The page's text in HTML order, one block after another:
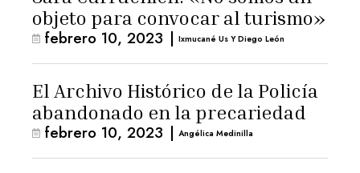
objeto para convocar al turismo»
febrero 10, 2023 | Ixmucané Us Y Diego León
El Archivo Histórico de la Policía
abandonado en la precariedad
febrero 10, 2023 | Angélica Medinilla